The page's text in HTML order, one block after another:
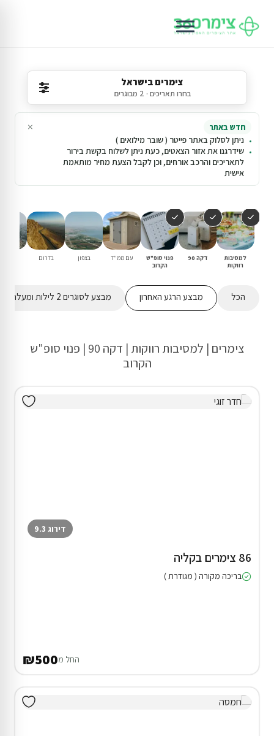
צימרים בישראל
בחרו תאריכים · 2 מבוגרים
חדש באתר
ניתן לסלוק באתר פייטר ( שובר מילואים )
שידרגנו את אזור הצאטים, כעת ניתן לשלוח בקשת בירור
לתאריכים והרכב אורחים, וכן לקבל הצעת מחיר מותאמת
אישית
×
למסיבות
רווקות
דקה 90
פנוי סופ"ש
הקרוב
עם ממ"ד בצפון בדרום
הכל מבצע הרגע האחרון מבצע לסוגרים 2 לילות ומעלה
צימרים | למסיבות רווקות | דקה 90 | פנוי סופ"ש
הקרוב
דירוג 9.3
86 צימרים בקליה
בריכה מקורה ( מגודרת )
החל מ₪500